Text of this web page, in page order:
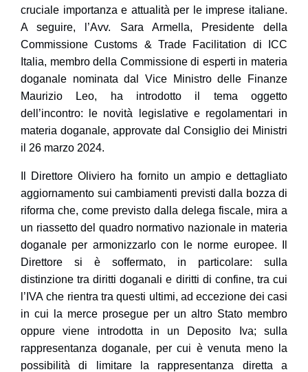
cruciale importanza e attualità per le imprese italiane.
A seguire, l’Avv. Sara Armella, Presidente della
Commissione Customs & Trade Facilitation di ICC
Italia, membro della Commissione di esperti in materia
doganale nominata dal Vice Ministro delle Finanze
Maurizio Leo, ha introdotto il tema oggetto
dell’incontro:
le novità legislative e regolamentari in
materia doganale, approvate dal Consiglio dei Ministri
il 26 marzo 2024.
Il DirettoreOliviero ha fornito un ampio e dettagliato
aggiornamento sui cambiamenti previsti dalla bozza di
riforma che, come previsto dalla delega fiscale, mira a
un riassetto del quadro normativo nazionale in materia
doganale per armonizzarlo con le norme europee. Il
Direttore si è soffermato, in particolare: sulla
distinzione tradiritti doganali e diritti di confine, tra cui
l’ IVA che rientra tra questi ultimi, ad eccezione dei casi
in cui la merce prosegue per un altro Stato membro
oppure viene introdotta in un Deposito Iva; sulla
rappresentanza doganale, per cui è venuta meno la
possibilità di limitare la rappresentanza diretta a